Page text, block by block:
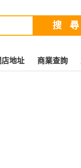
店地址 商業查詢